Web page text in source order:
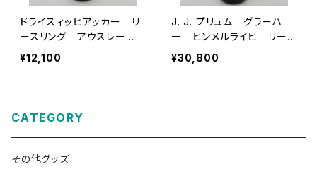
ドライスィッヒアッカー リ
ースリング アウスレー
ゼ 2022
¥12,100
J. J. プリュム グラーハ
ー ヒンメルライヒ リース
リング アウスレーゼ ゴ
ールドカプセル 2022
¥30,800
CATEGORY
その他グッズ